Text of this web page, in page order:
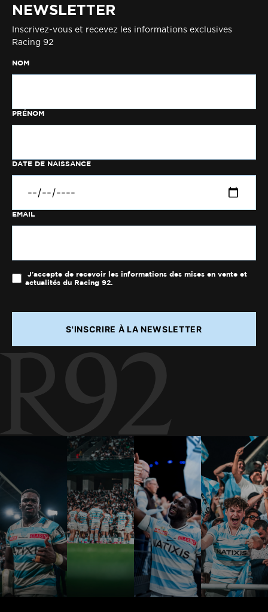
NEWSLETTER
Inscrivez-vous et recevez les informations exclusives
Racing 92
NOM
PRÉNOM
DATE DE NAISSANCE
EMAIL
J'accepte de recevoir les informations des mises en vente et
actualités du Racing 92.
S'INSCRIRE À LA NEWSLETTER